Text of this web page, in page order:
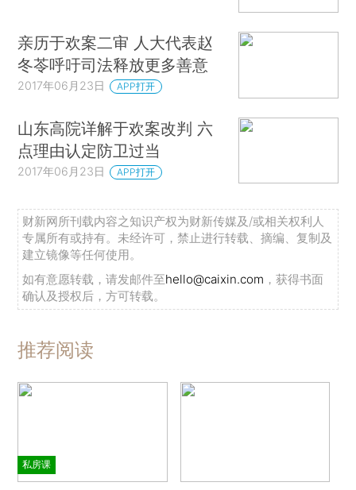
亲历于欢案二审 人大代表赵
冬苓呼吁司法释放更多善意
2017年06月23日 APP打开
山东高院详解于欢案改判 六
点理由认定防卫过当
2017年06月23日 APP打开
财新网所刊载内容之知识产权为财新传媒及/或相关权利人
专属所有或持有。未经许可，禁止进行转载、摘编、复制及
建立镜像等任何使用。
如有意愿转载，请发邮件至hello@caixin.com ，获得书面
确认及授权后，方可转载。
推荐阅读
私房课